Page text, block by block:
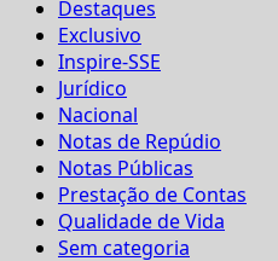
Destaques
Exclusivo
Inspire-SSE
Jurídico
Nacional
Notas de Repúdio
Notas Públicas
Prestação de Contas
Qualidade de Vida
Sem categoria